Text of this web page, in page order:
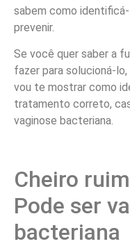
sabem como
prevenir.
Se você quer saber a
fazer para solucioná-
vou te mostrar como
tratamento correto,
vaginose bacteriana.
Cheiro
Pode ser
bacteriana